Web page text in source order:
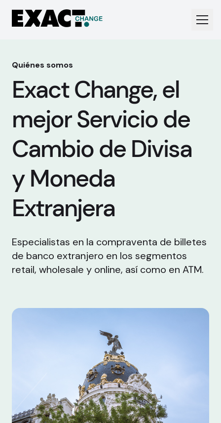
Quiénes somos
Exact Change, el
mejor Servicio de
Cambio de Divisa
y Moneda
Extranjera
Especialistas en la compraventa de billetes
de banco extranjero en los segmentos
retail, wholesale y online, así como en ATM.